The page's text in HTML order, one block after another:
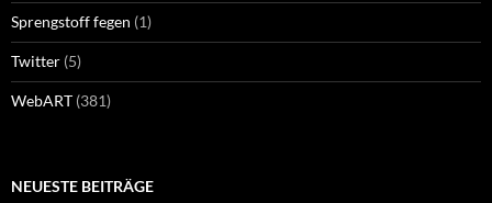
Sprengstoff fegen (1)
Twitter (5)
WebART (381)
NEUESTE BEITRÄGE